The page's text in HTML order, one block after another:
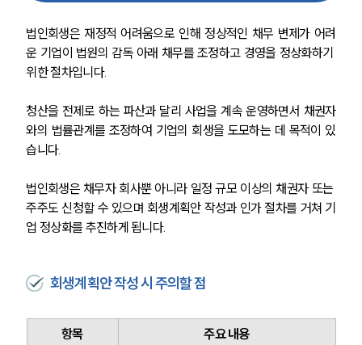
법인회생은 재정적 어려움으로 인해 정상적인 채무 변제가 어려
운 기업이 법원의 감독 아래 채무를 조정하고 경영을 정상화하기
위한 절차입니다.
청산을 전제로 하는 파산과 달리 사업을 계속 운영하면서 채권자
와의 법률관계를 조정하여 기업의 회생을 도모하는 데 목적이 있
습니다.
법인회생은 채무자 회사뿐 아니라 일정 규모 이상의 채권자 또는
주주도 신청할 수 있으며 회생계획안 작성과 인가 절차를 거쳐 기
업 정상화를 추진하게 됩니다.
회생계획안 작성 시 주의할 점
항목 주요 내용